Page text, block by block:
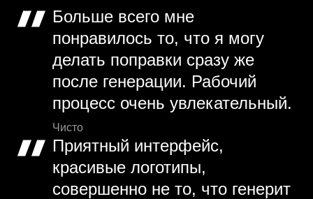
Больше всего мне
понравилось то, что я могу
делать поправки сразу же
после генерации. Рабочий
процесс очень увлекательный.
Чисто
Приятный интерфейс,
красивые логотипы,
совершенно не то, что генерит